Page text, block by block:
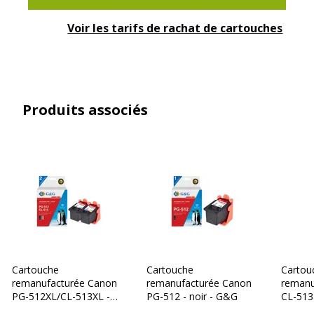
Informations sur les services
Voir les tarifs de rachat de cartouches
Produits associés
Cartouche
remanufacturée Canon
PG-512XL/CL-513XL -
Cartouche
remanufacturée Canon
PG-512 - noir - G&G
CL-